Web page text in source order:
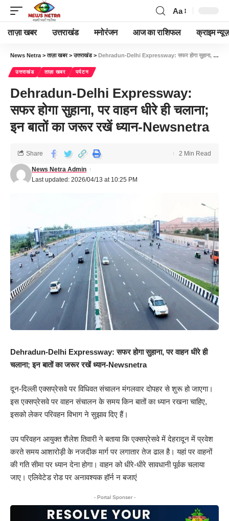
Aa
ताज़ा खबर उत्तराखंड मनोरंजन आज का राशिफल क्राइम न्यूज़
News Netra >ताज़ा खबर>उत्तराखंड> Dehradun-Delhi Expressway: सफर होगा सुहाना, पर वाहन धीरे ही चलाना; इन बातों का जरूर रखें ध्यान-Newsnetra
उत्तराखंड ताज़ा खबर पर्यटन
Dehradun-Delhi Expressway:
सफर होगा सुहाना, पर वाहन धीरे ही चलाना;
इन बातों का जरूर रखें ध्यान-Newsnetra
Last updated: 2026/04/13 at 10:25 PM
News Netra Admin
Share 2 Min Read
Dehradun-Delhi Expressway: सफर होगा सुहाना, पर वाहन धीरे ही
चलाना; इन बातों का जरूर रखें ध्यान-Newsnetra
दून-दिल्ली एक्सप्रेसवे पर विधिवत संचालन मंगलवार दोपहर से शुरू हो जाएगा।
इस एक्सप्रेसवे पर वाहन संचालन के समय किन बातों का ध्यान रखना चाहिए,
इसको लेकर परिवहन विभाग ने सुझाव दिए हैं।
उप परिवहन आयुक्त शैलेश तिवारी ने बताया कि एक्सप्रेसवे में देहरादून में प्रवेश
करते समय आशारोड़ी के नजदीक मार्ग पर लगातार तेज ढाल है। यहां पर वाहनों
की गति सीमा पर ध्यान देना होगा। वाहन को धीरे-धीरे सावधानी पूर्वक चलाया
जाए। एलिवेटेड रोड पर अनावश्यक हॉर्न न बजाएं
- Portal Sponser -